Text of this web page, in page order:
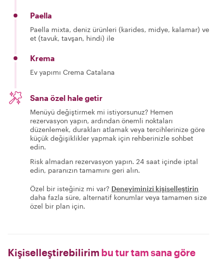
Paella
Paella mixta, deniz ürünleri (karides, midye, kalamar) ve
et (tavuk, tavşan, hindi) ile
Krema
Ev yapımı Crema Catalana
Sana özel hale getir
Menüyü değiştirmek mi istiyorsunuz? Hemen
rezervasyon yapın, ardından önemli noktaları
düzenlemek, durakları atlamak veya tercihlerinize göre
küçük değişiklikler yapmak için rehberinizle sohbet
edin.
Risk almadan rezervasyon yapın. 24 saat içinde iptal
edin, paranızın tamamını geri alın.
Özel bir isteğiniz mi var? Deneyiminizi kişiselleştirin
daha fazla süre, alternatif konumlar veya tamamen size
özel bir plan için.
Kişiselleştirebilirim bu tur tam sana göre